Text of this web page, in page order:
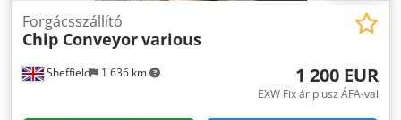
Sheffield 1 636 km
Forgácsszállító
Chip Conveyorvarious
1 200 EUR
EXW Fix ár plusz ÁFA-val